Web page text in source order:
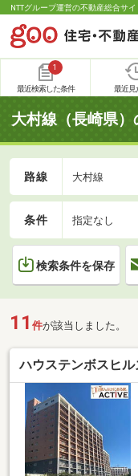
NTTグループ運営の不動産総合サ
1
最近検索した条件 最近見
大村線（長崎県
路線 大村線
条件 指定なし
検索条件を保存
11 件が該当しました。
ハウステンボスヒル